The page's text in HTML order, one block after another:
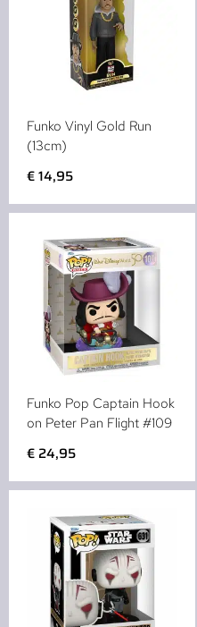
Funko Vinyl Gold Run
(13cm)
€14,95
Funko Pop Captain Hook
on Peter Pan Flight #109
€ 24,95